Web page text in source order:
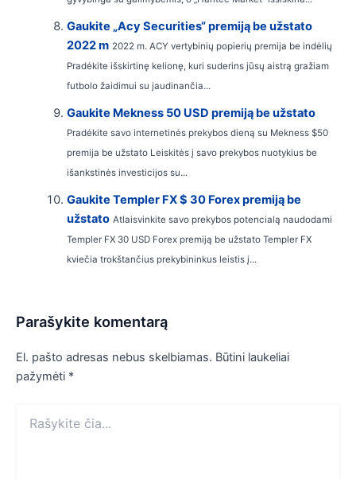
Gaukite „Acy Securities“ premiją be užstato
2022 m 2022 m. ACY vertybinių popierių premija be indėlių
Pradėkite išskirtinę kelionę, kuri suderins jūsų aistrą gražiam
futbolo žaidimui su jaudinančia...
Gaukite Mekness 50 USD premiją be užstato
Pradėkite savo internetinės prekybos dieną su Mekness $50
premija be užstato Leiskitės į savo prekybos nuotykius be
išankstinės investicijos su...
Gaukite Templer FX $ 30 Forex premiją be
užstato Atlaisvinkite savo prekybos potencialą naudodami
Templer FX 30 USD Forex premiją be užstato Templer FX
kviečia trokštančius prekybininkus leistis į...
Parašykite komentarą
El. pašto adresas nebus skelbiamas. Būtini laukeliai
pažymėti *
čia...